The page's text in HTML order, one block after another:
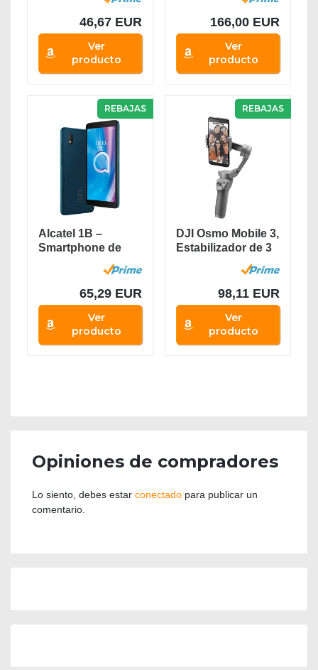
46,67 EUR
Ver
producto
166,00 EUR
Ver
producto
REBAJAS
Alcatel 1B –
Smartphone de
65,29 EUR
Ver
producto
REBAJAS
DJI Osmo Mobile 3,
Estabilizador de 3
98,11 EUR
Ver
producto
Opiniones de compradores
Lo siento, debes estar conectado para publicar un
comentario.